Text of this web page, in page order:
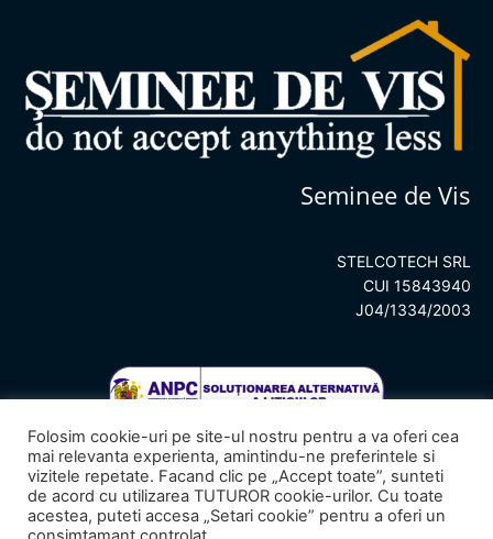
Seminee de Vis
STELCOTECH SRL
CUI 15843940
J04/1334/2003
Folosim cookie-uri pe site-ul nostru pentru a va oferi cea
mai relevanta experienta, amintindu-ne preferintele si
vizitele repetate. Facand clic pe „Accept toate”, sunteti
de acord cu utilizarea TUTUROR cookie-urilor. Cu toate
acestea, puteti accesa „Setari cookie” pentru a oferi un